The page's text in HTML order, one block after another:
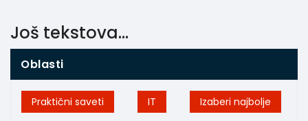
Još tekstova...
Oblasti
Praktični saveti IT Izaberi najbolje